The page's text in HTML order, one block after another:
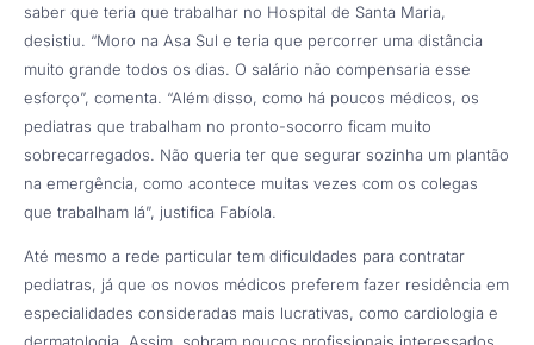
saber que teria que trabalhar no Hospital de Santa Maria,
desistiu. “Moro na Asa Sul e teria que percorrer uma distância
muito grande todos os dias. O salário não compensaria esse
esforço”, comenta. “Além disso, como há poucos médicos, os
pediatras que trabalham no pronto-socorro ficam muito
sobrecarregados. Não queria ter que segurar sozinha um plantão
na emergência, como acontece muitas vezes com os colegas
que trabalham lá”, justifica Fabíola.
Até mesmo a rede particular tem dificuldades para contratar
pediatras, já que os novos médicos preferem fazer residência em
especialidades consideradas mais lucrativas, como cardiologia e
dermatologia. Assim, sobram poucos profissionais interessados